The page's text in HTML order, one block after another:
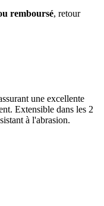
remboursé, retour
une excellente
Extensible dans les 2
à l'abrasion.